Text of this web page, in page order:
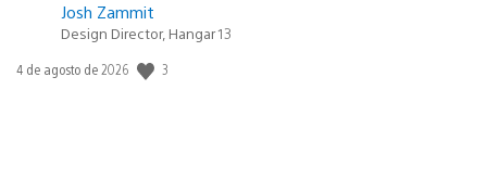
Josh Zammit
Design Director, Hangar 13
Fecha
4 de agosto de 2026 3